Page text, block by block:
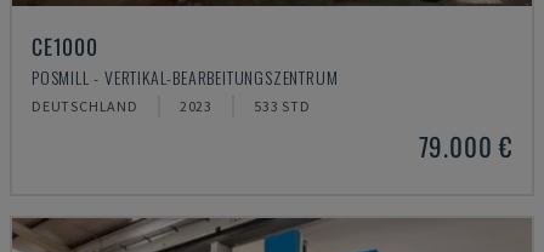
CE1000
POSMILL - VERTIKAL-BEARBEITUNGSZENTRUM
DEUTSCHLAND 2023 533 STD
79.000 €